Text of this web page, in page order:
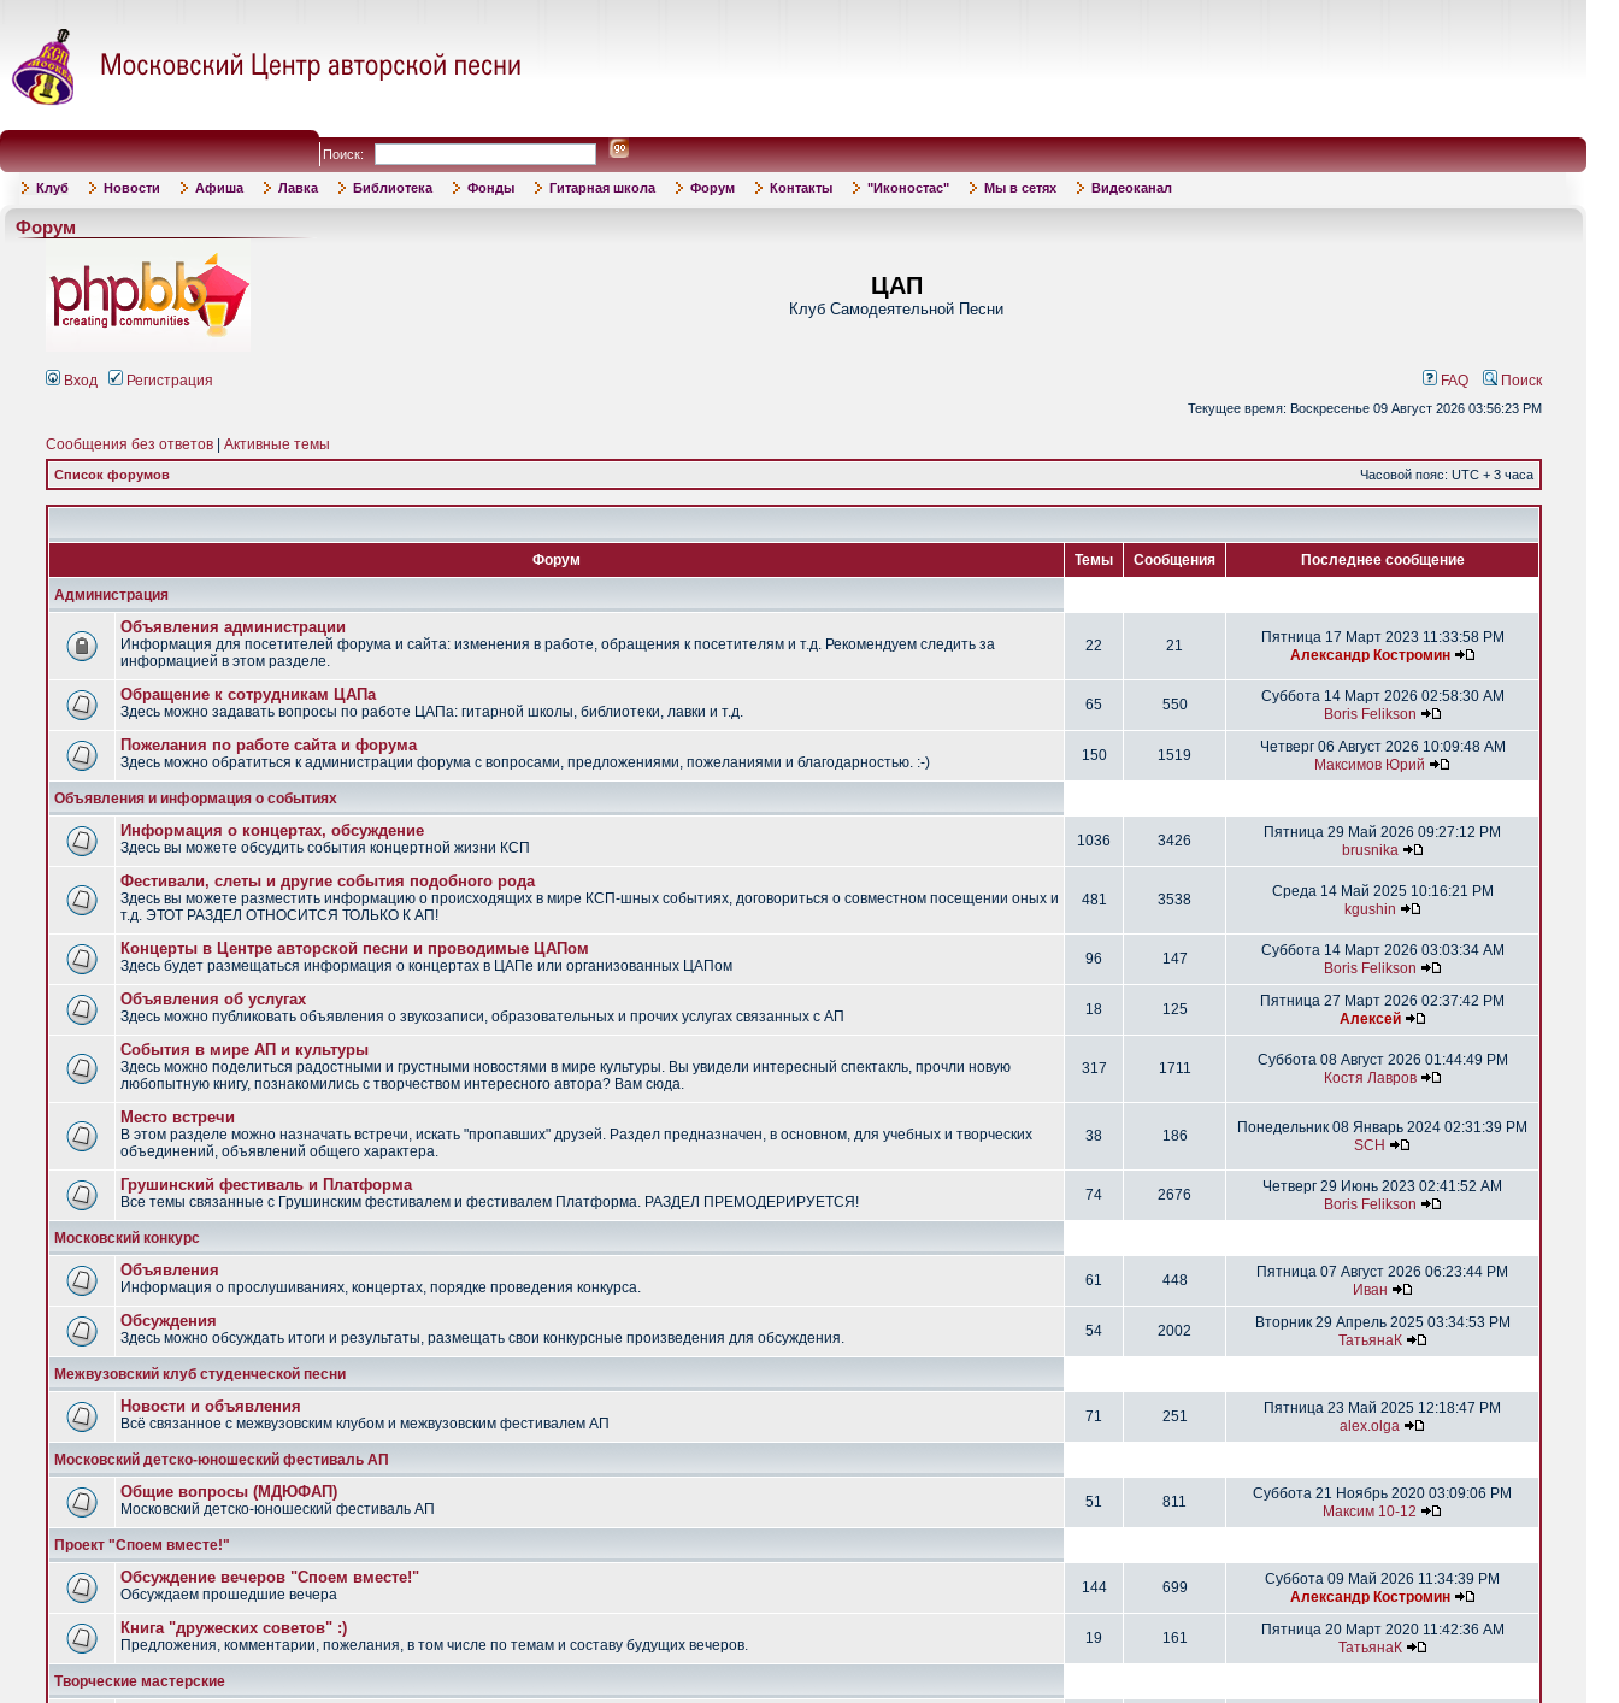
Поиск:
Клуб Новости Афиша Лавка Библиотека Фонды Гитарная школа Форум Контакты "Иконостас" Мы в сетях Видеоканал
Форум
ЦАП
Клуб Самодеятельной Песни
Вход Регистрация FAQ Поиск
Текущее время: Воскресенье 09 Август 2026 03:56:23 PM
Сообщения без ответов Активные темы
Список форумов Часовой пояс: UTC + 3 часа
Форум Темы Сообщения Последнее сообщение
Администрация
Объявления администрации
Информация для посетителей форума и сайта: изменения в работе, обращения к посетителям и т.д. Рекомендуем следить за
информацией в этом разделе.
22 21
Пятница 17 Март 2023 11:33:58 PM
Александр Костромин
Обращение к сотрудникам ЦАПа
Здесь можно задавать вопросы по работе ЦАПа: гитарной школы, библиотеки, лавки и т.д. 65 550
Суббота 14 Март 2026 02:58:30 AM
Boris Felikson
Пожелания по работе сайта и форума
Здесь можно обратиться к администрации форума с вопросами, предложениями, пожеланиями и благодарностью. :-) 150 1519
Четверг 06 Август 2026 10:09:48 AM
Максимов Юрий
Объявления и информация о событиях
Информация о концертах, обсуждение
Здесь вы можете обсудить события концертной жизни КСП 1036 3426
Пятница 29 Май 2026 09:27:12 PM
brusnika
Фестивали, слеты и другие события подобного рода
Здесь вы можете разместить информацию о происходящих в мире КСП-шных событиях, договориться о совместном посещении оных и
т.д. ЭТОТ РАЗДЕЛ ОТНОСИТСЯ ТОЛЬКО К АП!
481 3538
Среда 14 Май 2025 10:16:21 PM
kgushin
Концерты в Центре авторской песни и проводимые ЦАПом
Здесь будет размещаться информация о концертах в ЦАПе или организованных ЦАПом 96 147
Суббота 14 Март 2026 03:03:34 AM
Boris Felikson
Объявления об услугах
Здесь можно публиковать объявления о звукозаписи, образовательных и прочих услугах связанных с АП 18 125
Пятница 27 Март 2026 02:37:42 PM
Алексей
События в мире АП и культуры
Здесь можно поделиться радостными и грустными новостями в мире культуры. Вы увидели интересный спектакль, прочли новую
любопытную книгу, познакомились с творчеством интересного автора? Вам сюда.
317 1711
Суббота 08 Август 2026 01:44:49 PM
Костя Лавров
Место встречи
В этом разделе можно назначать встречи, искать "пропавших" друзей. Раздел предназначен, в основном, для учебных и творческих
объединений, объявлений общего характера.
38 186
Понедельник 08 Январь 2024 02:31:39 PM
SCH
Грушинский фестиваль и Платформа
Все темы связанные с Грушинским фестивалем и фестивалем Платформа. РАЗДЕЛ ПРЕМОДЕРИРУЕТСЯ! 74 2676
Четверг 29 Июнь 2023 02:41:52 AM
Boris Felikson
Московский конкурс
Объявления
Информация о прослушиваниях, концертах, порядке проведения конкурса. 61 448
Пятница 07 Август 2026 06:23:44 PM
Иван
Обсуждения
Здесь можно обсуждать итоги и результаты, размещать свои конкурсные произведения для обсуждения. 54 2002
Вторник 29 Апрель 2025 03:34:53 PM
ТатьянаК
Межвузовский клуб студенческой песни
Новости и объявления
Всё связанное с межвузовским клубом и межвузовским фестивалем АП 71 251
Пятница 23 Май 2025 12:18:47 PM
alex.olga
Московский детско-юношеский фестиваль АП
Общие вопросы (МДЮФАП)
Московский детско-юношеский фестиваль АП 51 811
Суббота 21 Ноябрь 2020 03:09:06 PM
Максим 10-12
Проект "Споем вместе!"
Обсуждение вечеров "Споем вместе!"
Обсуждаем прошедшие вечера 144 699
Суббота 09 Май 2026 11:34:39 PM
Александр Костромин
Книга "дружеских советов" :)
Предложения, комментарии, пожелания, в том числе по темам и составу будущих вечеров. 19 161
Пятница 20 Март 2020 11:42:36 AM
ТатьянаК
Творческие мастерские